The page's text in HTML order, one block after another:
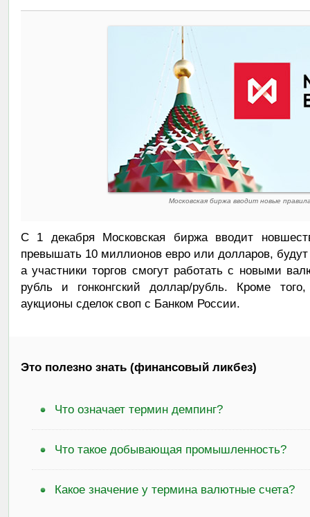
Московская биржа вводит новые
С 1 декабря Московская биржа вводит
превышать 10 миллионов евро или долларов,
а участники торгов смогут работать с новыми
рубль и гонконгский доллар/рубль. Кроме
аукционы сделок своп с Банком России.
Это полезно знать (финансовый ликбез)
Что означает термин демпинг?
Что такое добывающая промышленность?
Какое значение у термина валютные счета?